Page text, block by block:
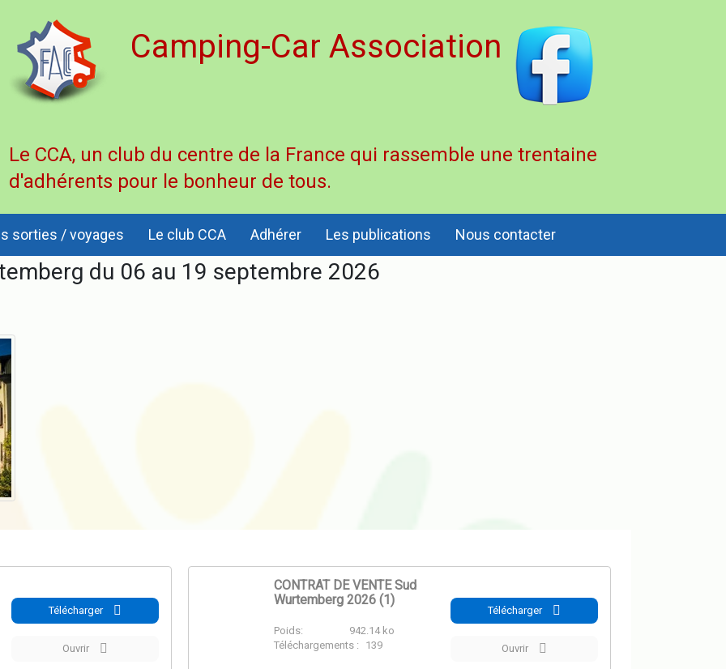
Camping-Car Association
Le CCA, un club du centre de la France qui rassemble une trentaine
d'adhérents pour le bonheur de tous.
sorties / voyages Le club CCA Adhérer Les publications Nous contacter
du 06 au 19 septembre 2026
Télécharger
Ouvrir
CONTRAT DE VENTE Sud
Wurtemberg 2026 (1)
Poids:
942.14 ko
Téléchargements :
139
Télécharger
Ouvrir